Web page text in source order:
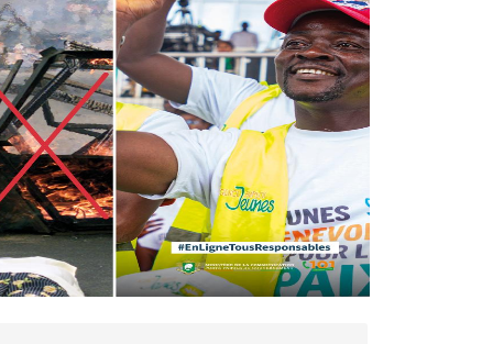
Des bureaux ravagés dans un
incendie survenu à la mairie...
AIP
10 avr. 2026, 09:48
Nommé Médiateur de la
République, Gaoussou Touré
prend officiellement fonction
AIP
13 mars 2026, 10:43
Nécrologie : décès de
Guillaume Houphouët-Boigny,
fils du Père fondateur...